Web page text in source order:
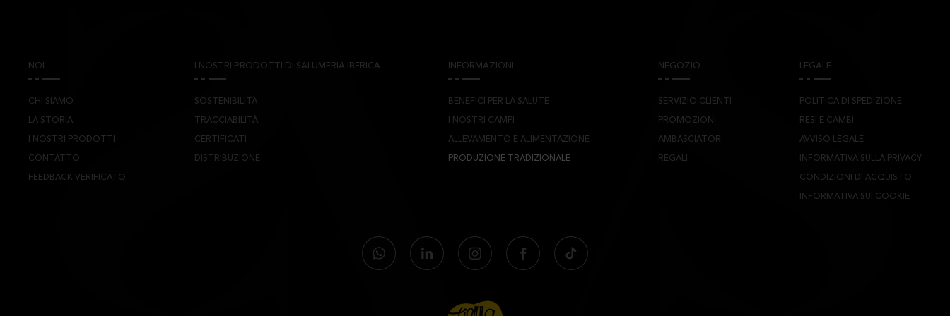
NOI
CHI SIAMO
LA STORIA
I NOSTRI PRODOTTI
CONTATTO
FEEDBACK VERIFICATO
I NOSTRI PRODOTTI DI SALUMERIA IBERICA
SOSTENIBILITÀ
TRACCIABILITÀ
CERTIFICATI
DISTRIBUZIONE
INFORMAZIONI
BENEFICI PER LA SALUTE
I NOSTRI CAMPI
ALLEVAMENTO E ALIMENTAZIONE
PRODUZIONE TRADIZIONALE
NEGOZIO
SERVIZIO CLIENTI
PROMOZIONI
AMBASCIATORI
REGALI
LEGALE
POLITICA DI SPEDIZIONE
RESI E CAMBI
AVVISO LEGALE
INFORMATIVA SULLA PRIVACY
CONDIZIONI DI ACQUISTO
INFORMATIVA SUI COOKIE